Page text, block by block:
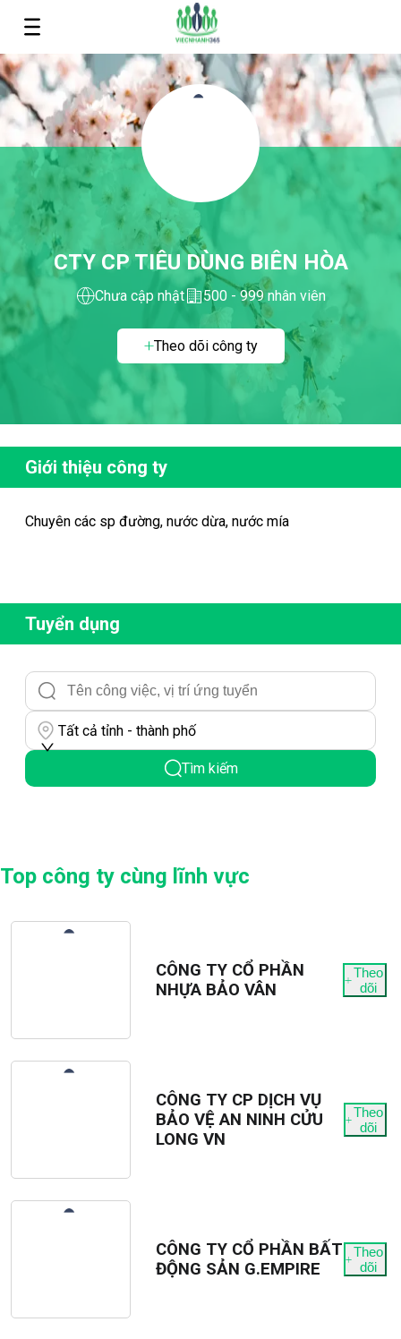
CTY CP TIÊU DÙNG BIÊN HÒA
Chưa cập nhật 500 - 999 nhân viên
Theo dõi công ty
Giới thiệu công ty
Chuyên các sp đường, nước dừa, nước mía
Tuyển dụng
Tất cả tỉnh - thành phố
Tìm kiếm
Top công ty cùng lĩnh vực
CÔNG TY CỔ PHẦN
NHỰA BẢO VÂN
Theo
dõi
CÔNG TY CP DỊCH VỤ
BẢO VỆ AN NINH CỬU
LONG VN
Theo
dõi
CÔNG TY CỔ PHẦN BẤT
ĐỘNG SẢN G.EMPIRE
Theo
dõi